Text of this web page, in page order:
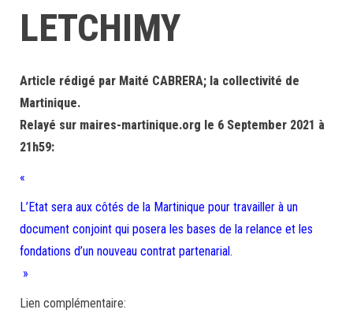
LETCHIMY
Article rédigé par Maité CABRERA; la collectivité de
Martinique.
Relayé sur maires-martinique.org le 6 September 2021 à
21h59:
«
L’Etat sera aux côtés de la Martinique pour travailler à un
document conjoint qui posera les bases de la relance et les
fondations d’un nouveau contrat partenarial.
»
Lien complémentaire: